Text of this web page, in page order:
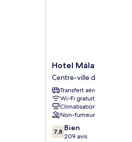
Hotel
Málaga
City
Suites
Centre-
ville
de
Málaga
Hotel Málaga City
Centre-ville de Málaga
Transfert aéroport
Wi-Fi gratuit
Climatisation
Non-fumeurs
7.8
sur
7,8 Bien
209 avis